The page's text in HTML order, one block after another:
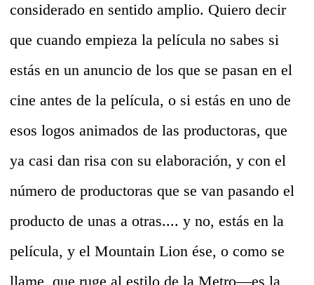
considerado en sentido amplio. Quiero decir
que cuando empieza la película no sabes si
estás en un anuncio de los que se pasan en el
cine antes de la película, o si estás en uno de
esos logos animados de las productoras, que
ya casi dan risa con su elaboración, y con el
número de productoras que se van pasando el
producto de unas a otras.... y no, estás en la
película, y el Mountain Lion ése, o como se
llame, que ruge al estilo de la Metro—es la